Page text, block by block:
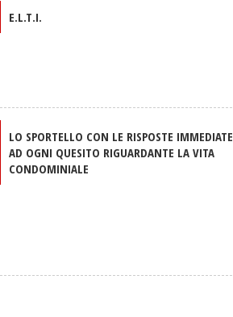
E.L.T.I.
LO SPORTELLO CON LE RISPOSTE IMMEDIATE
AD OGNI QUESITO RIGUARDANTE LA VITA
CONDOMINIALE